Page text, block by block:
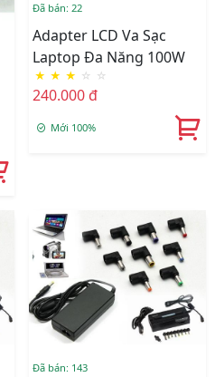
Đã bán: 22
Adapter LCD Va Sạc
Laptop Đa Năng 100W
★ ★ ★ ☆ ☆
240.000 đ
Mới 100%
Đã bán: 143